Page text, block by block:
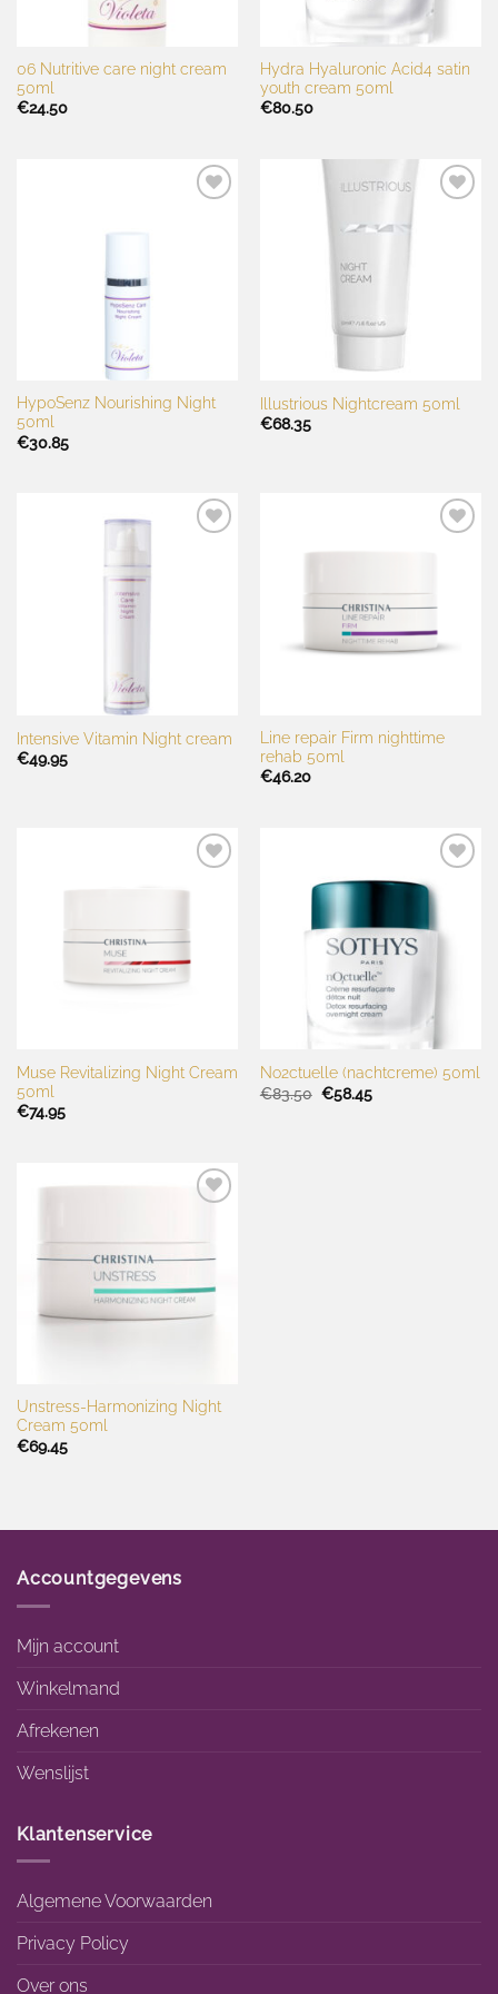
06 Nutritive care night cream
50ml
€24.50
Hydra Hyaluronic Acid4 satin
youth cream 50ml
€80.50
HypoSenz Nourishing Night
50ml
€30.85
Illustrious Nightcream 50ml
€68.35
Intensive Vitamin Night cream
€49.95
Line repair Firm nighttime
rehab 50ml
€46.20
Muse Revitalizing Night Cream
50ml
€74.95
Toevoegen
aan
No2ctuelle (nachtcreme) 50ml
€83.50 Oorspronkelijke
prijs
€58.45Huidige
prijs
Unstress-Harmonizing Night
Cream 50ml
€69.45
Accountgegevens
Mijn account
Winkelmand
Afrekenen
Wenslijst
Klantenservice
Algemene Voorwaarden
Privacy Policy
Over ons